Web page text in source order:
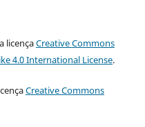
licençaCreative Commons
4.0 International License.
Creative Commons